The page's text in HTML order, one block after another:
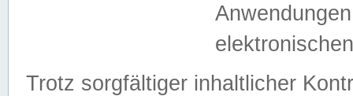
Trotz sorgfältiger inhaltlicher